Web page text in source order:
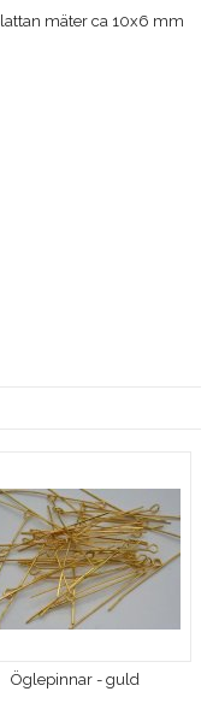
mäter ca 10x6 mm
Öglepinnar - guld